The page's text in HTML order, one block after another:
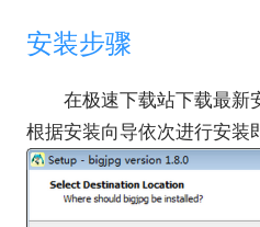
安装步骤
在极速下载站下载最新
根据安装向导依次进行安装